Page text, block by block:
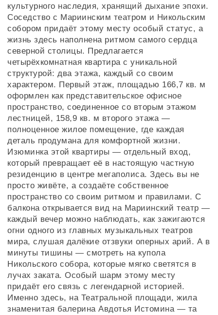
культурного наследия, хранящий дыхание эпохи.
Соседство с Мариинским театром и Никольским
собором придаёт этому месту особый статус, а
жизнь здесь наполнена ритмом самого сердца
северной столицы. Предлагается
четырёхкомнатная квартира с уникальной
структурой: два этажа, каждый со своим
характером. Первый этаж, площадью 166,7 кв. м
оформлен как представительское офисное
пространство, соединенное со вторым этажом
лестницей, 158,9 кв. м второго этажа —
полноценное жилое помещение, где каждая
деталь продумана для комфортной жизни.
Изюминка этой квартиры — отдельный вход,
который превращает её в настоящую частную
резиденцию в центре мегаполиса. Здесь вы не
просто живёте, а создаёте собственное
пространство со своим ритмом и правилами. С
балкона открывается вид на Мариинский театр —
каждый вечер можно наблюдать, как зажигаются
огни одного из главных музыкальных театров
мира, слушая далёкие отзвуки оперных арий. А в
минуты тишины — смотреть на купола
Никольского собора, которые мягко светятся в
лучах заката. Особый шарм этому месту
придаёт его связь с легендарной историей.
Именно здесь, на Театральной площади, жила
знаменитая балерина Авдотья Истомина — та